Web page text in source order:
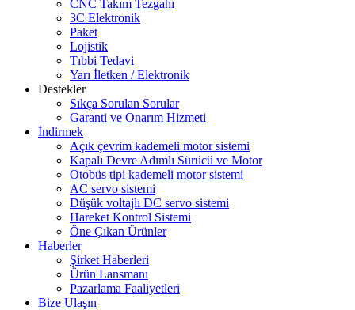
CNC Takım Tezgahı
3C Elektronik
Paket
Lojistik
Tıbbi Tedavi
Yarı İletken / Elektronik
Destekler
Sıkça Sorulan Sorular
Garanti ve Onarım Hizmeti
İndirmek
Açık çevrim kademeli motor sistemi
Kapalı Devre Adımlı Sürücü ve Motor
Otobüs tipi kademeli motor sistemi
AC servo sistemi
Düşük voltajlı DC servo sistemi
Hareket Kontrol Sistemi
Öne Çıkan Ürünler
Haberler
Şirket Haberleri
Ürün Lansmanı
Pazarlama Faaliyetleri
Bize Ulaşın